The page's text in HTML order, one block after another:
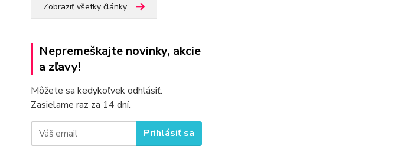
Zobraziť všetky články
Nepremeškajte novinky, akcie
a zľavy!
Môžete sa kedykoľvek odhlásiť.
Zasielame raz za 14 dní.
Prihlásiť sa